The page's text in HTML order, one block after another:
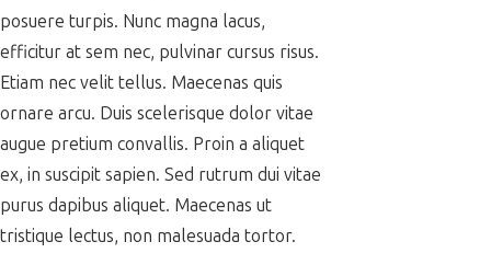
posuere turpis. Nunc magna lacus,
efficitur at sem nec, pulvinar cursus risus.
Etiam nec velit tellus. Maecenas quis
ornare arcu. Duis scelerisque dolor vitae
augue pretium convallis. Proin a aliquet
ex, in suscipit sapien. Sed rutrum dui vitae
purus dapibus aliquet. Maecenas ut
tristique lectus, non malesuada tortor.